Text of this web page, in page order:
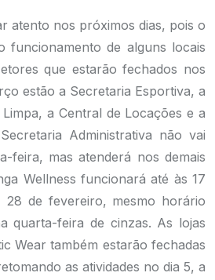
atento nos próximos dias, pois o
funcionamento de alguns locais
que estarão fechados nos
estão a Secretaria Esportiva, a
a Central de Locações e a
Administrativa não vai
feira, mas atenderá nos demais
Wellness funcionará até às 17
28 de fevereiro, mesmo horário
quarta-feira de cinzas. As lojas
Wear também estarão fechadas
as atividades no dia 5, a